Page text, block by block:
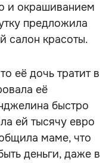
и окрашиванием
предложила
салон красоты.
её дочь тратит в
её
быстро
ей тысячу евро
маме, что
деньги, даже в